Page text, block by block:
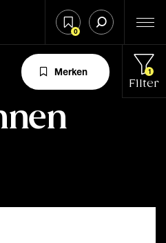
0
Merken 1
Filter